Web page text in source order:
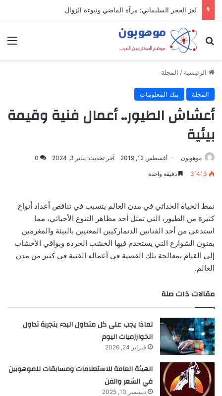
لغز الحجر السليماني: مرآة الماضي ونبوءة الزوال
بحث عن
الرئيسية / المجلة
المجلة بنك المعلومات
أعشاش الطيور.. أعمال فنية وقيمة
بيئية
موهوبون أغسطس 12, 2019 آخر تحديث: يناير 3, 2024 0
3٬413 دقيقة واحدة
نمط الحياة الحداثي في مدن العالم يتسبب في تناقص أعداد أنواع
كثيرة من الطيور، التي تمثل أحد مظاهر التنوع الأحيائي، مما
استدعى من أحد الفنانين الدنماركيين المعنيين بالبيئة والمغرمين
بفنون الشوارع التي يستخدم فيها الخشب الخردة وبواقي الأخشاب
إلى القيام بمعالجة تلك القضية في أعماله الفنية في كثير من مدن
العالم.
مقالات ذات صلة
لماذا يجب على كل متداول البدء بتجربة تداول
الخوارزميات اليوم
فبراير 24, 2026
الهيئة العامة للاستعلامات ومسابقات للموهوبين
في الشعر والفن
ديسمبر 10, 2025